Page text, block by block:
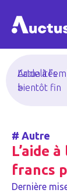
Actualités
>
L’aide à
bientôt fin
# Autre
L’aide
francs
Dernière